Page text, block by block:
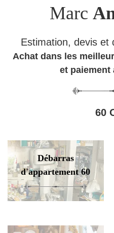
Marc
Estimation, devis et
Achat dans les
et paiement
60
Débarras
d'appartement 60